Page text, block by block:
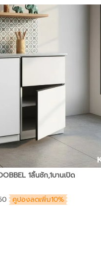
ตู้ครัวDOBBEL 1ลิ้นชัก,1บานเปิด
คูปองลดเพิ่ม10%